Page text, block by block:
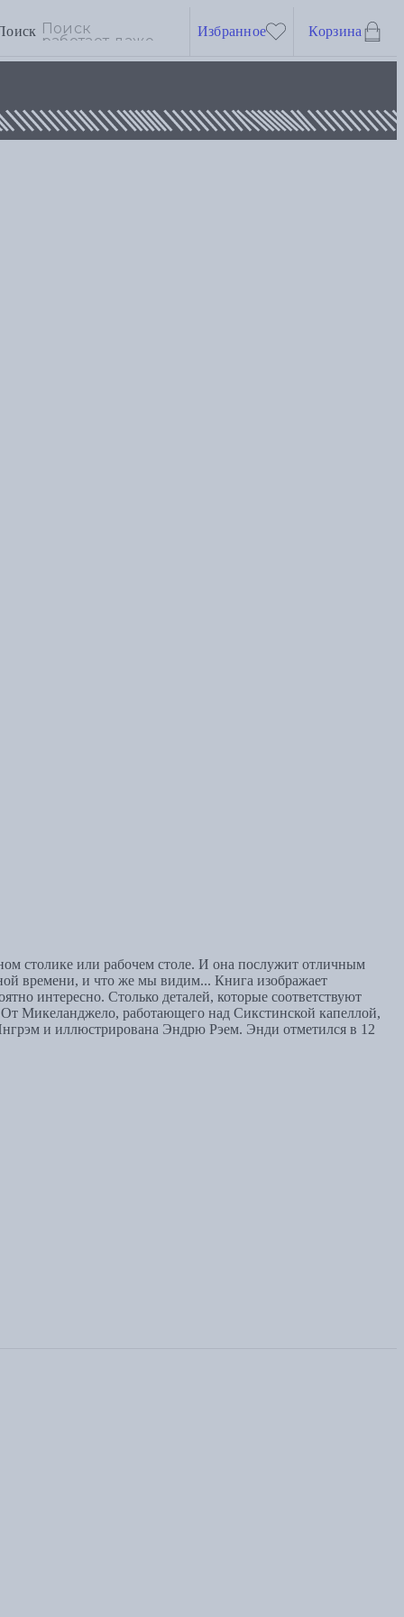
Избранное Корзина
столике или рабочем столе. И она послужит отличным
времени, и что же мы видим... Книга изображает
интересно. Столько деталей, которые соответствуют
Микеланджело, работающего над Сикстинской капеллой,
и иллюстрирована Эндрю Рэем. Энди отметился в 12